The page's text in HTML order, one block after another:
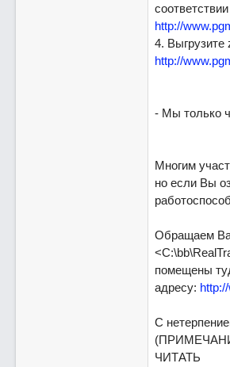
http://
4.
http://
- Мы только
Многим
но если Вы
Обращаем
помещены
адресу:
С
ЧИТАТЬ